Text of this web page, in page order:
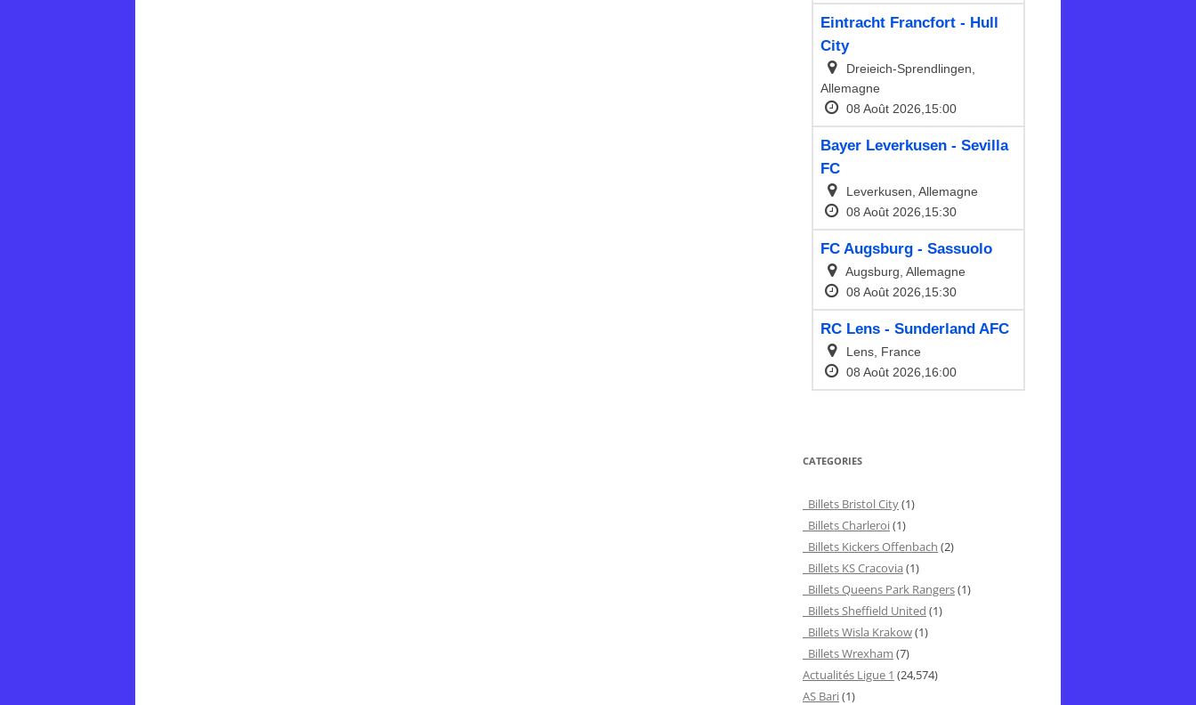
CATEGORIES
Billets Bristol City(1)
Billets Charleroi(1)
Billets Kickers Offenbach (2)
Billets KS Cracovia (1)
Billets Queens Park Rangers(1)
Billets Sheffield United (1)
Billets Wisla Krakow(1)
Billets Wrexham (7)
Actualités Ligue 1 (24,574)
AS Bari(1)